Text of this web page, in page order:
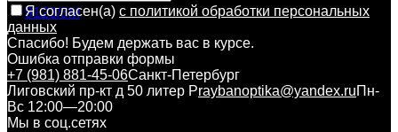
Я согласен(a) с политикой обработки персональных
данных
Спасибо! Будем держать вас в курсе.
Ошибка отправки формы
+7 (981) 881-45-06Санкт-Петербург
Лиговский пр-кт д 50 литер Рraybanoptika@yandex.ruПн-
Вс 12:00—20:00
Мы в соц.сетях